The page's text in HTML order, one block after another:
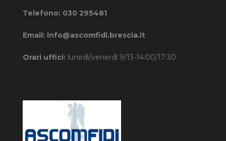
Telefono: 030 295481
Email: info@ascomfidi.brescia.it
Orari uffici: lunedì/venerdì 9/13-14:00/17:30